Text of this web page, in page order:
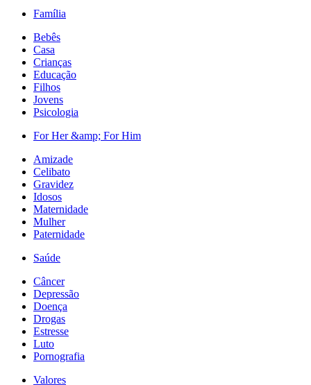
Família
Bebês
Casa
Crianças
Educação
Filhos
Jovens
Psicologia
For Her &amp; For Him
Amizade
Celibato
Gravidez
Idosos
Maternidade
Mulher
Paternidade
Saúde
Câncer
Depressão
Doença
Drogas
Estresse
Luto
Pornografia
Valores